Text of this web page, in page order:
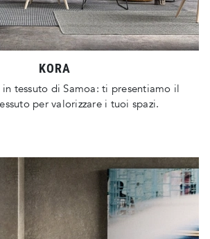
KORA
tessuto di Samoa: ti presentiamo il
per valorizzare i tuoi spazi.